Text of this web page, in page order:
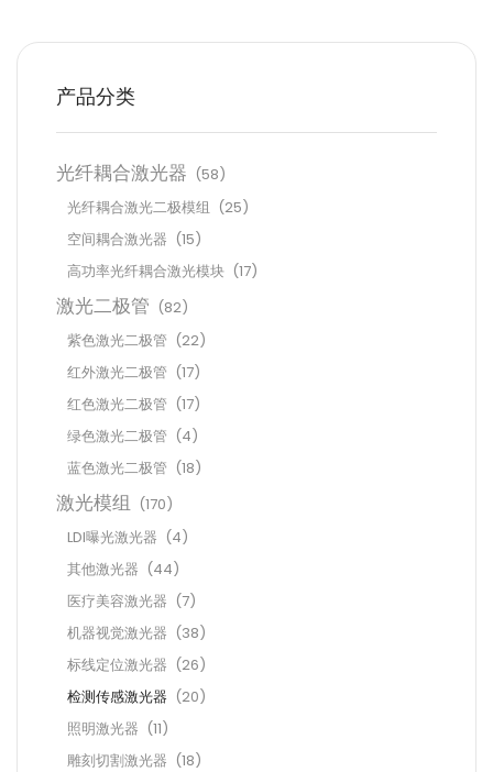
产品分类
光纤耦合激光器 (58)
光纤耦合激光二极模组 (25)
空间耦合激光器 (15)
高功率光纤耦合激光模块 (17)
激光二极管 (82)
紫色激光二极管 (22)
红外激光二极管 (17)
红色激光二极管 (17)
绿色激光二极管 (4)
蓝色激光二极管 (18)
激光模组 (170)
LDI曝光激光器 (4)
其他激光器 (44)
医疗美容激光器 (7)
机器视觉激光器 (38)
标线定位激光器 (26)
检测传感激光器 (20)
照明激光器 (11)
雕刻切割激光器 (18)